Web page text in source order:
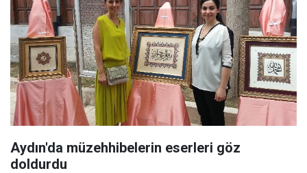
Aydın'da müzehhibelerin eserleri göz
doldurdu